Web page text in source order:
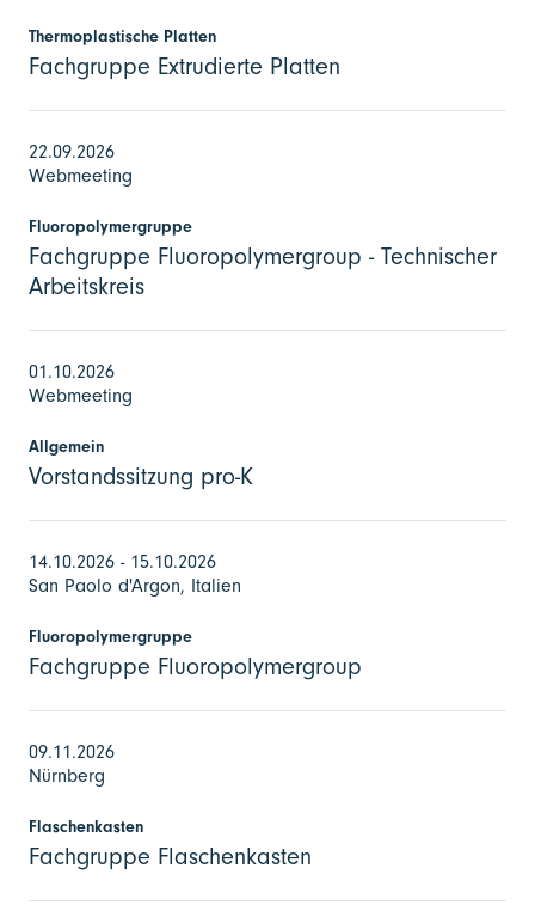
Thermoplastische Platten
Fachgruppe Extrudierte Platten
22.09.2026
Webmeeting
Fluoropolymergruppe
Fachgruppe Fluoropolymergroup - Technischer
Arbeitskreis
01.10.2026
Webmeeting
Allgemein
Vorstandssitzung pro-K
14.10.2026 - 15.10.2026
San Paolo d'Argon, Italien
Fluoropolymergruppe
Fachgruppe Fluoropolymergroup
09.11.2026
Nürnberg
Flaschenkasten
Fachgruppe Flaschenkasten